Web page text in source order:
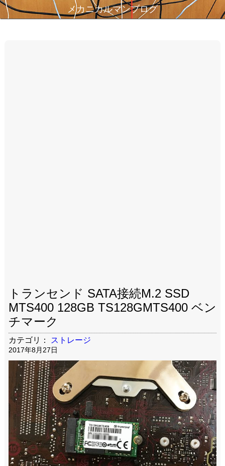
メカニカルマンブログ
トランセンド SATA接続M.2 SSD
MTS400 128GB TS128GMTS400 ベン
チマーク
カテゴリ： ストレージ
2017年8月27日